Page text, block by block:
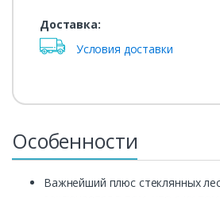
Доставка:
Условия доставки
Особенности
Важнейший плюс стеклянных